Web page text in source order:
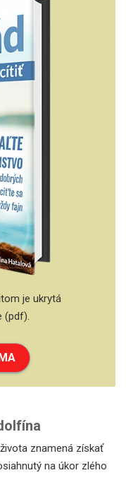
je ukrytá
(pdf).
znamená získať
na úkor zlého